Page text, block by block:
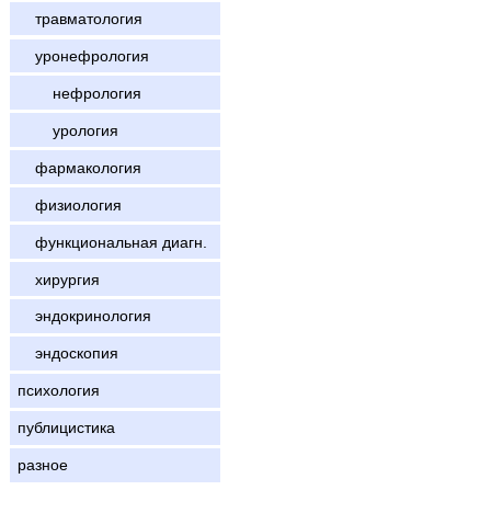
травматология
уронефрология
нефрология
урология
фармакология
физиология
функциональная диагн.
хирургия
эндокринология
эндоскопия
психология
публицистика
разное